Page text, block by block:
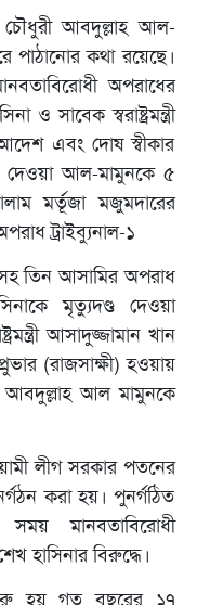
চৌধুরী আবদুল্লাহ আল-
পাঠানোর কথা রয়েছে।
অপরাধের
ও সাবেক স্বরাষ্ট্রমন্ত্রী
এবং দোষ স্বীকার
দেওয়া আল-মামুনকে ৫
মর্তূজা মজুমদারের
ট্রাইব্যুনাল-১
তিন আসামির অপরাধ
মৃত্যুদণ্ড দেওয়া
আসাদুজ্জামান খান
(রাজসাক্ষী) হওয়ায়
আবদুল্লাহ আল মামুনকে
লীগ সরকার পতনের
করা হয়। পুনর্গঠিত
সময় মানবতাবিরোধী
হাসিনার বিরুদ্ধে।